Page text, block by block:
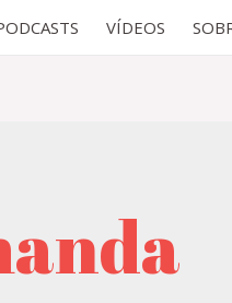
VÍDEOS